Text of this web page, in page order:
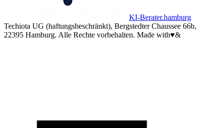
KI-Berater.hamburg
Techiota UG (haftungsbeschränkt), Bergstedter Chaussee 66b,
22395 Hamburg. Alle Rechte vorbehalten. Made with♥&